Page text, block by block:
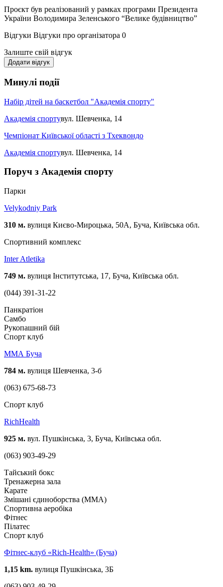
Проєкт був реалізований у рамках програми Президента
України Володимира Зеленського “Велике будівництво”
Відгуки Відгуки про організатора 0
Залиште свій відгук
Додати відгук
Минулі події
Набір дітей на баскетбол "Академія спорту"
Академія спортувул. Шевченка, 14
Чемпіонат Київської області з Тхеквондо
Академія спортувул. Шевченка, 14
Поруч з Академія спорту
Парки
Velykodniy Park
310 м. вулиця Києво-Мироцька, 50А, Буча, Київська обл.
Спортивний комплекс
Inter Atletika
749 м. вулиця Інститутська, 17, Буча, Київська обл.
(044) 391-31-22
Панкратіон
Самбо
Рукопашний бій
Спорт клуб
ММА Буча
784 м. вулиця Шевченка, 3-б
(063) 675-68-73
Спорт клуб
RichHealth
925 м. вул. Пушкінська, 3, Буча, Київська обл.
(063) 903-49-29
Тайський бокс
Тренажерна зала
Карате
Змішані єдиноборства (ММА)
Спортивна аеробіка
Фітнес
Пілатес
Спорт клуб
Фітнес-клуб «Rich-Health» (Буча)
1,15 km. вулиця Пушкінська, 3Б